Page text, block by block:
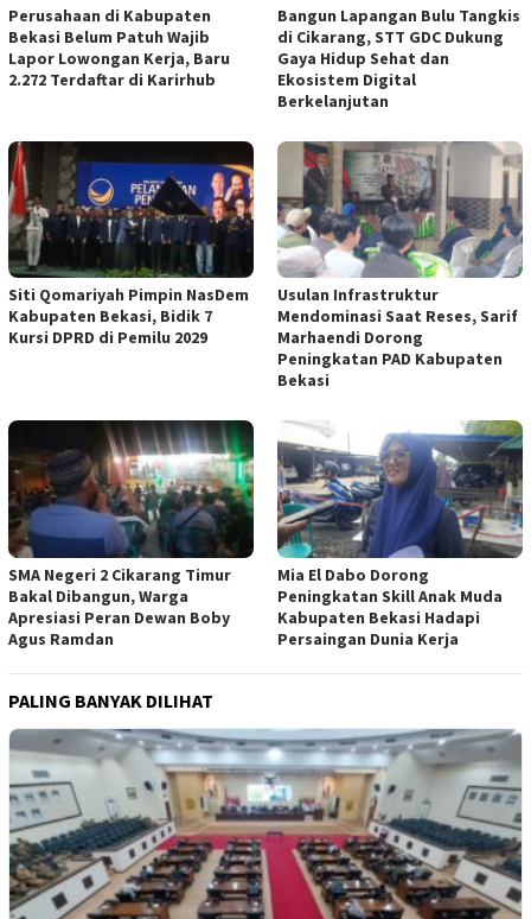
Perusahaan di Kabupaten
Bekasi Belum Patuh Wajib
Lapor Lowongan Kerja, Baru
2.272 Terdaftar di Karirhub
Bangun Lapangan Bulu Tangkis
di Cikarang, STT GDC Dukung
Gaya Hidup Sehat dan
Ekosistem Digital
Berkelanjutan
Siti Qomariyah Pimpin NasDem
Kabupaten Bekasi, Bidik 7
Kursi DPRD di Pemilu 2029
Usulan Infrastruktur
Mendominasi Saat Reses, Sarif
Marhaendi Dorong
Peningkatan PAD Kabupaten
Bekasi
SMA Negeri 2 Cikarang Timur
Bakal Dibangun, Warga
Apresiasi Peran Dewan Boby
Agus Ramdan
Mia El Dabo Dorong
Peningkatan Skill Anak Muda
Kabupaten Bekasi Hadapi
Persaingan Dunia Kerja
PALING BANYAK DILIHAT